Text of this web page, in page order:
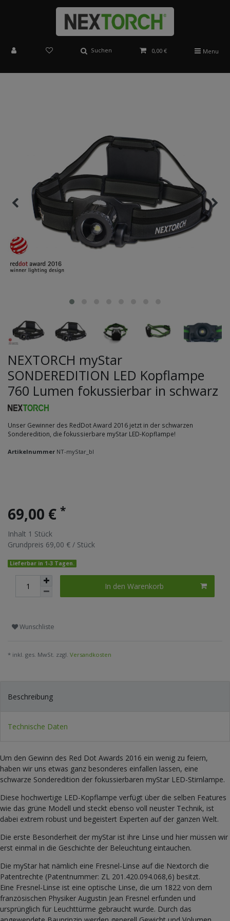
Suchen 0,00 € Menu
NEXTORCH myStar
SONDEREDITION LED Kopflampe
760 Lumen fokussierbar in schwarz
Unser Gewinner des RedDot Award 2016 jetzt in der schwarzen
Sonderedition, die fokussierbare myStar LED-Kopflampe!
Artikelnummer NT-myStar_bl
69,00 € *
Inhalt 1 Stück
Grundpreis 69,00 € / Stück
Lieferbar in 1-3 Tagen.
In den Warenkorb
Wunschliste
* inkl. ges. MwSt. zzgl. Versandkosten
Beschreibung
Technische Daten
Um den Gewinn des Red Dot Awards 2016 ein wenig zu feiern,
haben wir uns etwas ganz besonderes einfallen lassen, eine
schwarze Sonderedition der fokussierbaren myStar LED-Stirnlampe.
Diese hochwertige LED-Kopflampe verfügt über die selben Features
wie das grüne Modell und steckt ebenso voll neuster Technik, ist
dabei extrem robust und begeistert Experten auf der ganzen Welt.
Die erste Besonderheit der myStar ist ihre Linse und hier müssen wir
erst einmal in die Geschichte der Beleuchtung eintauchen.
Die myStar hat nämlich eine Fresnel-Linse auf die Nextorch die
Patentrechte (Patentnummer: ZL 201.420.094.068,6) besitzt.
Eine Fresnel-Linse ist eine optische Linse, die um 1822 von dem
französischen Physiker Augustin Jean Fresnel erfunden und
ursprünglich für Leuchttürme gebraucht wurde. Durch das